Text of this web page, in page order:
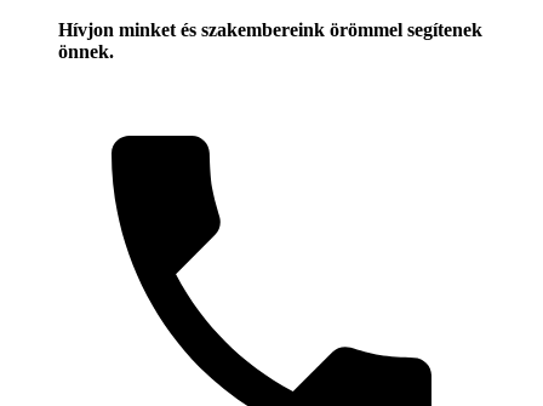
Hívjon minket és szakembereink örömmel segítenek
önnek.